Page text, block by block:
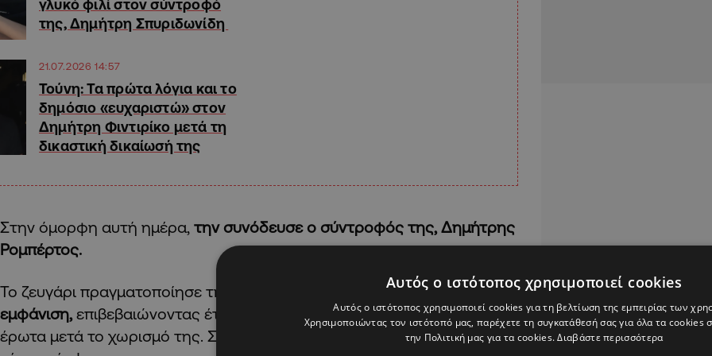
γλυκό φιλί στον σύντροφό
της, Δημήτρη Σπυριδωνίδη
21.07.2026 14:57
Τούνη: Τα πρώτα λόγια και το
δημόσιο «ευχαριστώ» στον
Δημήτρη Φιντιρίκο μετά τη
δικαστική δικαίωσή της
Στην όμορφη αυτή ημέρα, την συνόδευσε ο σύντροφός της, Δημήτρης
Ρομπέρτος.
Το ζευγάρι πραγματοποίησε την
πρώτη δημόσια κοινή
εμφάνιση, επιβεβαιώνοντας έτσι τα ρεπορτάζ που έχει βρει ξανά τον
έρωτα μετά το χωρισμό της. Στην εκκλησία μάλιστα, έφτασαν πιασμένοι
Αυτός ο ιστότοπος χρησιμοποιεί cookies
Αυτός ο ιστότοπος χρησιμοποιεί cookies για τη βελτίωση της εμπειρίας των
Χρησιμοποιώντας τον ιστότοπό μας, παρέχετε τη συγκατάθεσή σας για όλα τα cookies
την Πολιτική μας για τα cookies.Διαβάστε περισσότερα